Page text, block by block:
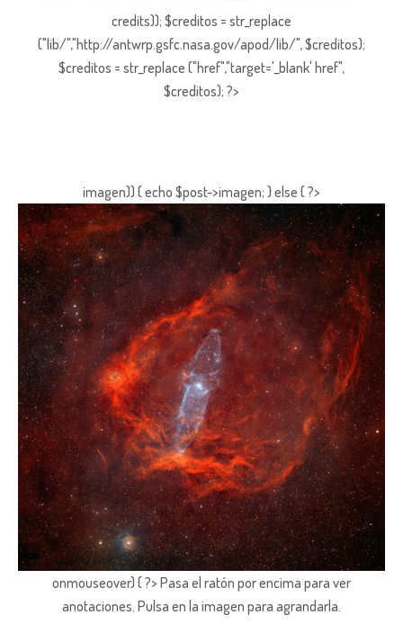
credits)); $creditos = str_replace
("lib/","http://antwrp.gsfc.nasa.gov/apod/lib/", $creditos);
$creditos = str_replace ("href","target='_blank' href",
$creditos); ?>
imagen)) { echo $post->imagen; } else { ?>
onmouseover) { ?> Pasa el ratón por encima para ver
anotaciones. Pulsa en la imagen para agrandarla.